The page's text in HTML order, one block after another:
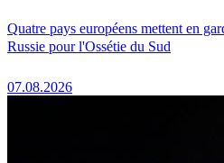
Quatre pays européens mettent en
Russie pour l'Ossétie du Sud
07.08.2026